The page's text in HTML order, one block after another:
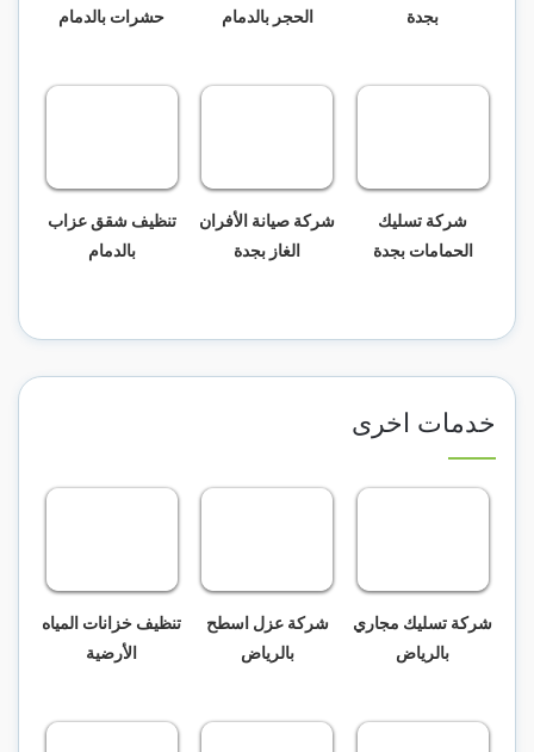
بجدة
الحجر بالدمام
حشرات بالدمام
شركة تسليك
الحمامات بجدة
شركة صيانة الأفران
الغاز بجدة
تنظيف شقق عزاب
بالدمام
خدمات اخرى
شركة تسليك مجاري
بالرياض
شركة عزل اسطح
بالرياض
تنظيف خزانات المياه
الأرضية